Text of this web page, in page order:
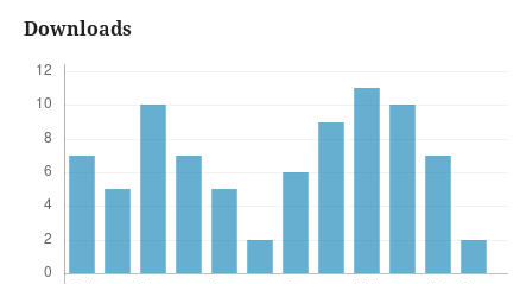
Downloads